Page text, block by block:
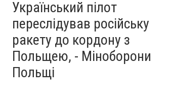
Український пілот
переслідував російську
ракету до кордону з
Польщею, - Міноборони
Польщі